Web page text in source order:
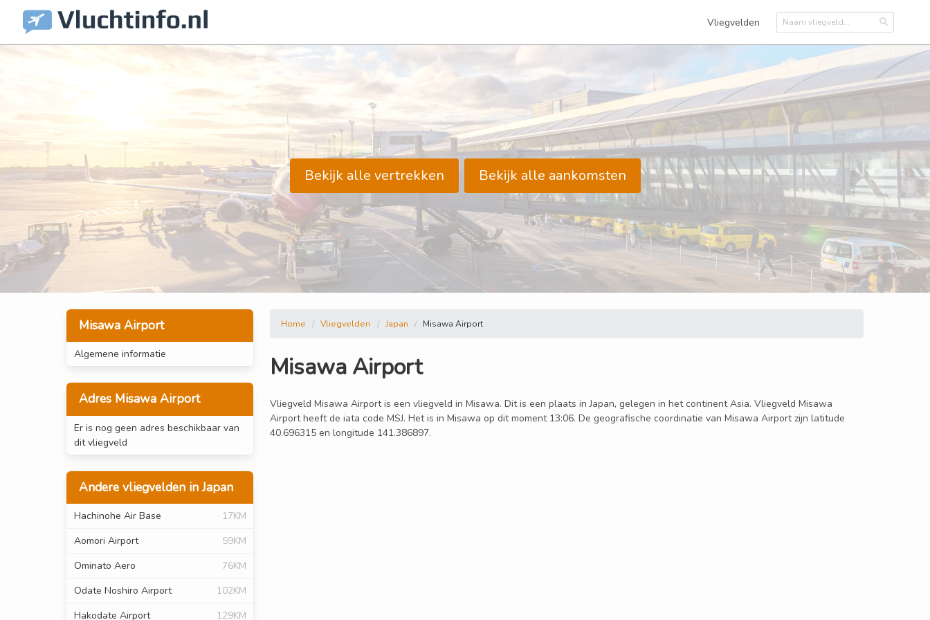
Vliegvelden
Bekijk alle vertrekken Bekijk alle aankomsten
Misawa Airport
Algemene informatie
Adres Misawa Airport
Er is nog geen adres beschikbaar van
dit vliegveld
Andere vliegvelden in Japan
Hachinohe Air Base
17KM
Aomori Airport
59KM
Ominato Aero
76KM
Odate Noshiro Airport
102KM
Hakodate Airport
129KM
Home Vliegvelden Japan Misawa Airport
Misawa Airport
Vliegveld Misawa Airport is een vliegveld in Misawa. Dit is een plaats in Japan, gelegen in het continent Asia. Vliegveld Misawa
Airport heeft de iata code MSJ. Het is in Misawa op dit moment 13:06. De geografische coordinatie van Misawa Airport zijn latitude
40.696315 en longitude 141.386897.